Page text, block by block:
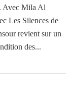
Avec Mila Al
Les Silences de
revient sur un
des...